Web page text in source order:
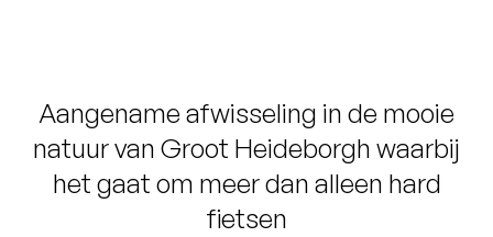
Aangename afwisseling in de mooie
natuur van Groot Heideborgh waarbij
het gaat om meer dan alleen hard
fietsen